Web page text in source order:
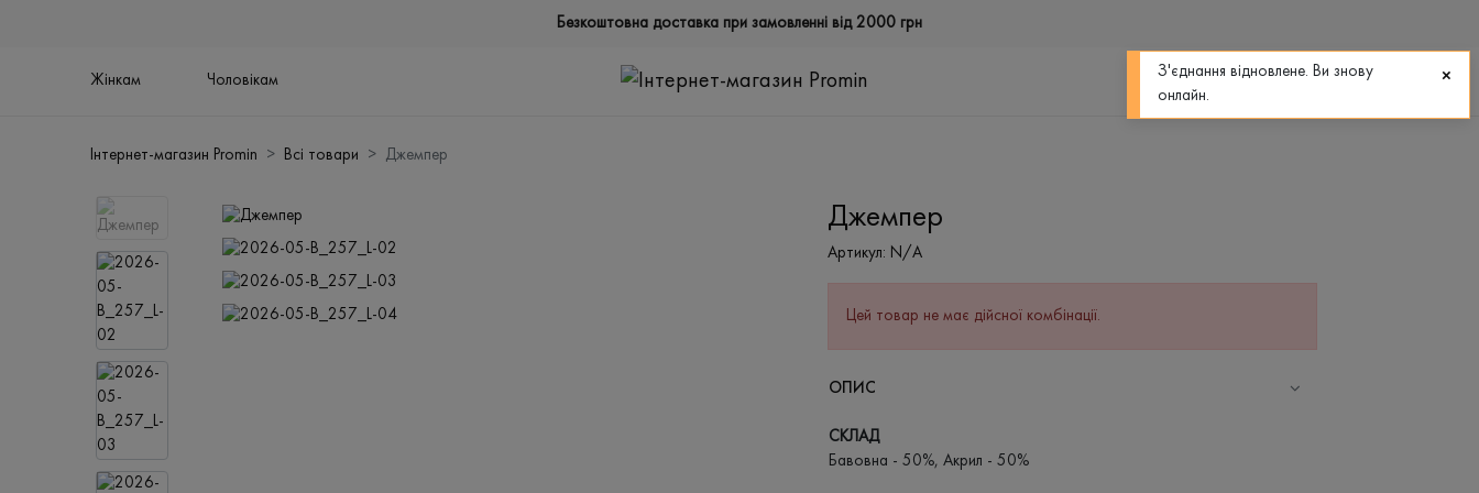
Безкоштовна доставка при замовленні від 2000 грн
Жінкам Чоловікам
0
Інтернет-магазин Promin Всі товари Джемпер
Джемпер
Артикул: N/A
Цей товар не має дійсної комбінації.
ОПИС
СКЛАД
Бавовна - 50%, Акрил - 50%
З'єднання відновлене. Ви знову
онлайн.